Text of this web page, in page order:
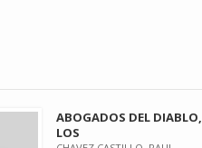
ABOGADOS DEL DIABLO,
LOS